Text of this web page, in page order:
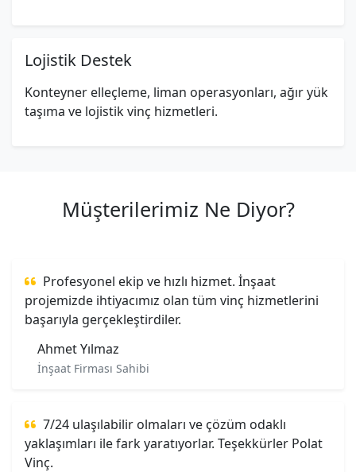
Lojistik Destek
Konteyner elleçleme, liman operasyonları, ağır yük
taşıma ve lojistik vinç hizmetleri.
Müşterilerimiz Ne Diyor?
Profesyonel ekip ve hızlı hizmet. İnşaat
projemizde ihtiyacımız olan tüm vinç hizmetlerini
başarıyla gerçekleştirdiler.
Ahmet Yılmaz
İnşaat Firması Sahibi
7/24 ulaşılabilir olmaları ve çözüm odaklı
yaklaşımları ile fark yaratıyorlar. Teşekkürler Polat
Vinç.